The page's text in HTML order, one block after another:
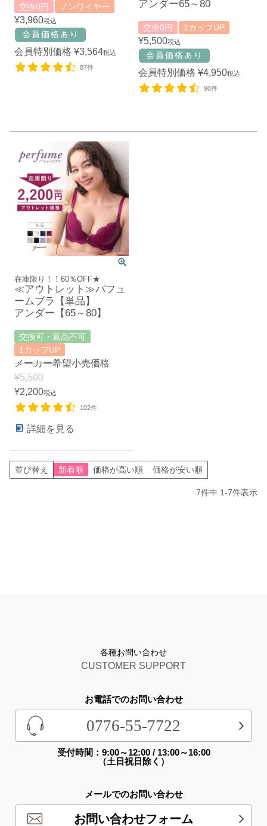
交換0円 ノンワイヤー
¥3,960税込
会員特別価格 ¥3,564税込
87件
アンダー65～80
交換0円 1カップUP
¥5,500税込
会員特別価格 ¥4,950税込
90件
在庫限り！！60％OFF★
≪アウトレット≫パフュ
ームブラ【単品】
アンダー【65～80】
交換可・返品不可
1カップUP
メーカー希望小売価格
¥5,500
¥2,200税込
102件
詳細を見る
並び替え 新着順 価格が高い順 価格が安い順
7件中 1-7件表示
各種お問い合わせ
CUSTOMER SUPPORT
お電話でのお問い合わせ
0776-55-7722
受付時間：9:00～12:00 / 13:00～16:00
（土日祝日除く）
メールでのお問い合わせ
お問い合わせフォーム